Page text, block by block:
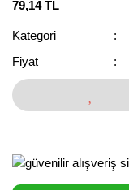
79,14 TL
Kategori
Fiyat